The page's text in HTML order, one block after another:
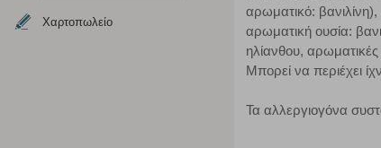
Χαρτοπωλείο
αρωματικό:
αρωματική ουσία:
ηλίανθου, αρωματικές
Μπορεί να περιέχει
Τα αλλεργιογόνα
Απολύτως απαραίτητα cookies
Η συγκεκριμένη κατηγορία cookies είναι
αποκλείει ή να σας ειδοποιεί σχετικά με αυτά τα